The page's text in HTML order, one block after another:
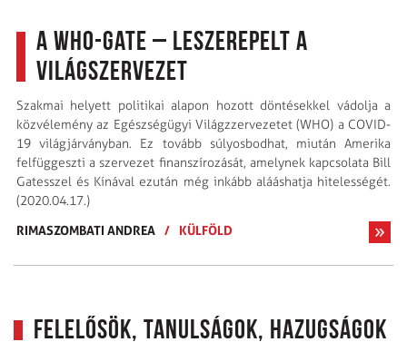
A WHO-gate – leszerepelt a
világszervezet
Szakmai helyett politikai alapon hozott döntésekkel vádolja a
közvélemény az Egészségügyi Világzzervezetet (WHO) a COVID-
19 világjárványban. Ez tovább súlyosbodhat, miután Amerika
felfüggeszti a szervezet finanszírozását, amelynek kapcsolata Bill
Gatesszel és Kínával ezután még inkább alááshatja hitelességét.
(2020.04.17.)
RIMASZOMBATI ANDREA / KÜLFÖLD
Felelősök, tanulságok, hazugságok